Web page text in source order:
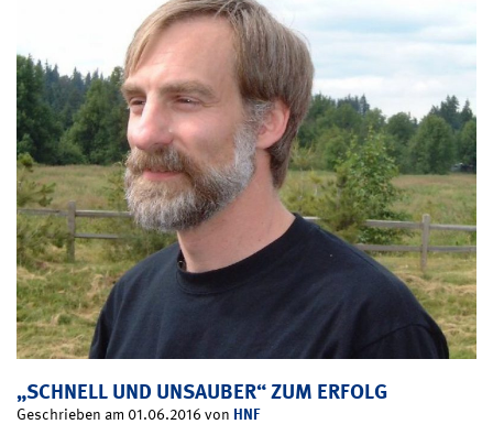
„SCHNELL UND UNSAUBER“ ZUM ERFOLG
Geschrieben am 01.06.2016 von HNF